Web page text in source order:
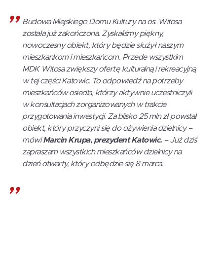
Budowa Miejskiego Domu Kultury na os. Witosa
została już zakończona. Zyskaliśmy piękny,
nowoczesny obiekt, który będzie służył naszym
mieszkankom i mieszkańcom. Przede wszystkim
MDK Witosa zwiększy ofertę kulturalną i rekreacyjną
w tej części Katowic. To odpowiedź na potrzeby
mieszkańców osiedla, którzy aktywnie uczestniczyli
w konsultacjach zorganizowanych w trakcie
przygotowania inwestycji. Za blisko 25 mln zł powstał
obiekt, który przyczyni się do ożywienia dzielnicy –
mówiMarcin Krupa, prezydent Katowic. – Już dziś
zapraszam wszystkich mieszkańców dzielnicy na
dzień otwarty, który odbędzie się 8 marca.